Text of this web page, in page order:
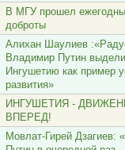
В МГУ прошел
доброты
Алихан Шаулиев
Владимир Путин
Ингушетию как пример
развития»
ИНГУШЕТИЯ -
ВПЕРЕД!
Мовлат-Гирей Дзагиев: